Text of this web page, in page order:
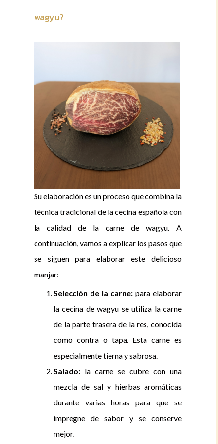
wagyu?
Su elaboración es un proceso que combina la
técnica tradicional de la cecina española con
la calidad de la carne de wagyu. A
continuación, vamos a explicar los pasos que
se siguen para elaborar este delicioso
manjar:
Selección de la carne: para elaborar
la cecina de wagyu se utiliza la carne
de la parte trasera de la res, conocida
como contra o tapa. Esta carne es
especialmente tierna y sabrosa.
Salado: la carne se cubre con una
mezcla de sal y hierbas aromáticas
durante varias horas para que se
impregne de sabor y se conserve
mejor.